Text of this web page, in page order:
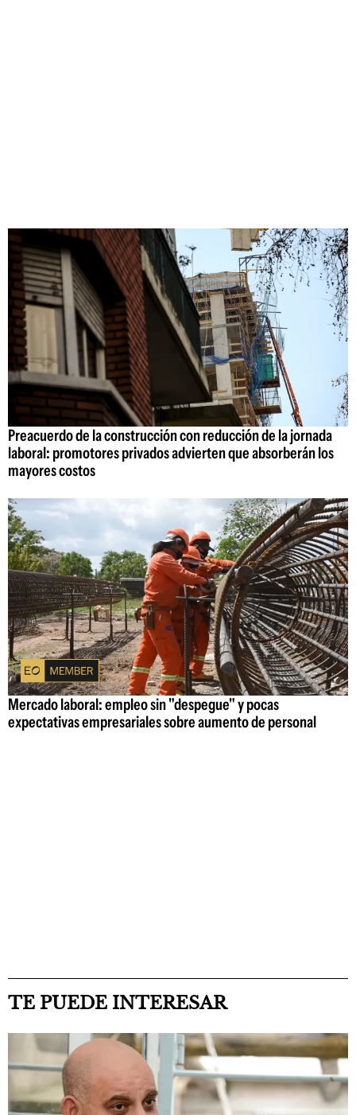
Preacuerdo de la construcción con reducción de la jornada
laboral: promotores privados advierten que absorberán los
mayores costos
Mercado laboral: empleo sin "despegue" y pocas
expectativas empresariales sobre aumento de personal
TE PUEDE INTERESAR